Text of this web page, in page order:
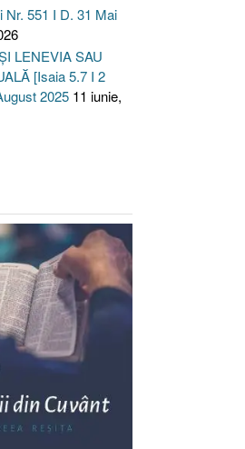
Nr. 551 I D. 31 Mai
LENEVIA SAU
[Isaia 5.7 I 2
2025 11 iunie,